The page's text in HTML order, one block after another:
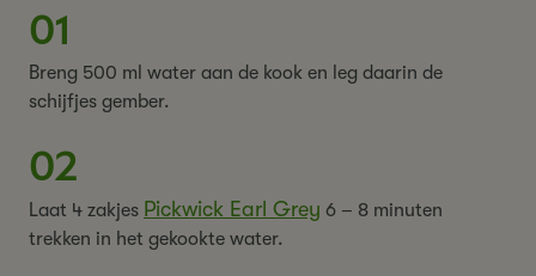
01
Breng 500 ml water aan de kook en leg daarin de
schijfjes gember.
02
Laat 4 zakjes Pickwick Earl Grey 6 – 8 minuten
trekken in het gekookte water.